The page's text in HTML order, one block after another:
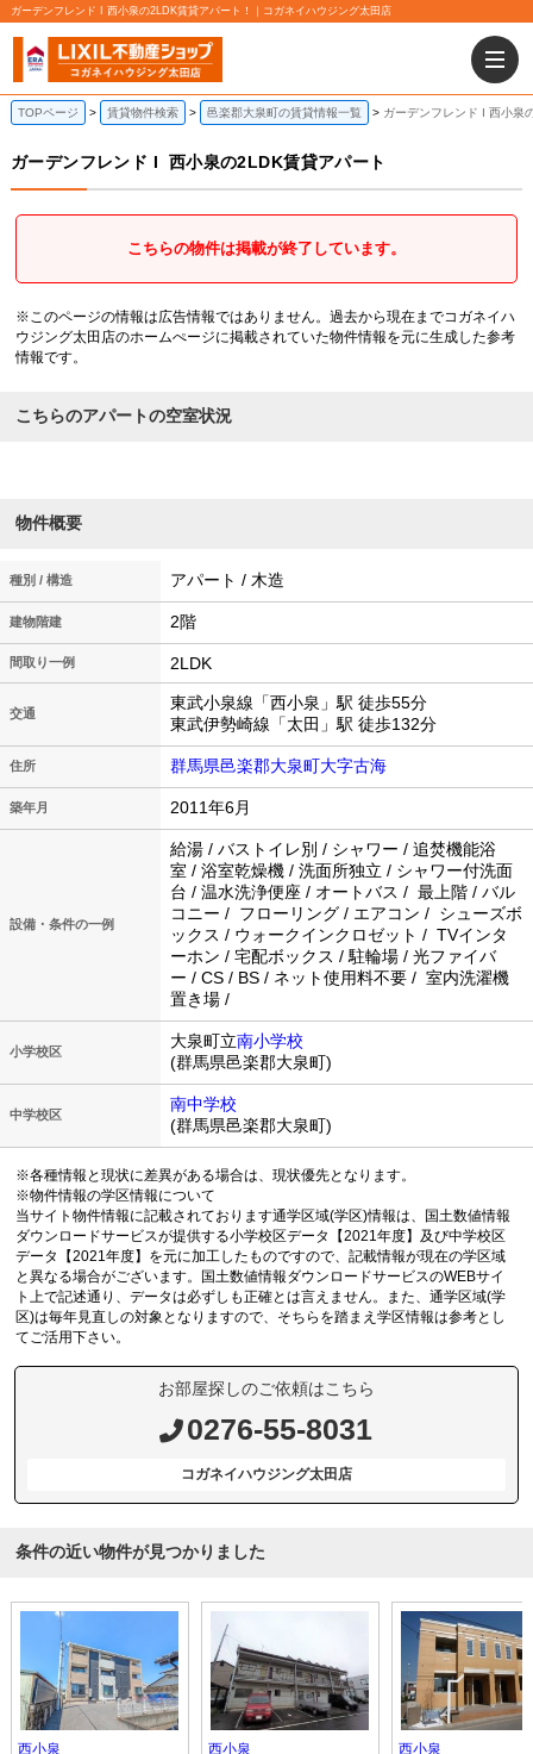
ガーデンフレンド I 西小泉の2LDK賃貸アパート！｜コガネイハウジング太田店
TOPページ 賃貸物件検索 邑楽郡大泉町の賃貸情報一覧 ガーデンフレンド I 西小泉
ガーデンフレンド I 西小泉の2LDK賃貸アパート
こちらの物件は掲載が終了しています。
※このページの情報は広告情報ではありません。過去から現在までコガネイハ
ウジング太田店のホームぺージに掲載されていた物件情報を元に生成した参考
情報です。
こちらのアパートの空室状況
物件概要
種別 / 構造 アパート / 木造
建物階建 2階
間取り一例 2LDK
交通
東武小泉線「西小泉」駅 徒歩55分
東武伊勢崎線「太田」駅 徒歩132分
住所 群馬県邑楽郡大泉町大字古海
築年月 2011年6月
設備・条件の一例
給湯 / バストイレ別 / シャワー / 追焚機能浴
室 / 浴室乾燥機 / 洗面所独立 / シャワー付洗面
台 / 温水洗浄便座 / オートバス / 最上階 / バル
コニー / フローリング / エアコン / シューズボ
ックス / ウォークインクロゼット / TVインタ
ーホン / 宅配ボックス / 駐輪場 / 光ファイバ
ー / CS / BS / ネット使用料不要 / 室内洗濯機
置き場 /
小学校区
大泉町立南小学校
(群馬県邑楽郡大泉町)
中学校区
南中学校
(群馬県邑楽郡大泉町)
※各種情報と現状に差異がある場合は、現状優先となります。
※物件情報の学区情報について
当サイト物件情報に記載されております通学区域(学区)情報は、国土数値情報
ダウンロードサービスが提供する小学校区データ【2021年度】及び中学校区
データ【2021年度】を元に加工したものですので、記載情報が現在の学区域
と異なる場合がございます。国土数値情報ダウンロードサービスのWEBサイ
ト上で記述通り、データは必ずしも正確とは言えません。また、通学区域(学
区)は毎年見直しの対象となりますので、そちらを踏まえ学区情報は参考とし
てご活用下さい。
お部屋探しのご依頼はこちら
0276-55-8031
コガネイハウジング太田店
条件の近い物件が見つかりました
西小泉
西小泉
西小泉